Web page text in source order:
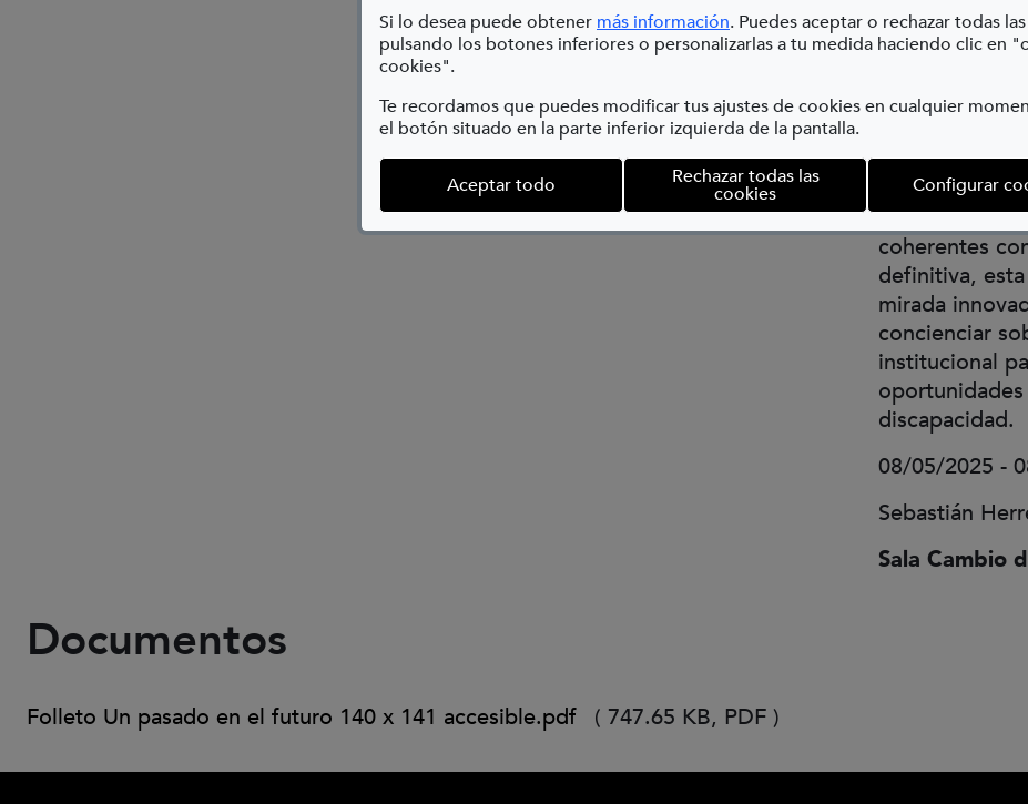
Si lo desea puede obtener más información(Abre en nueva ventana)
. Puedes aceptar o rechazar todas
pulsando los botones inferiores o personalizarlas a tu medida haciendo clic en
cookies".
Te recordamos que puedes modificar tus ajustes de cookies en cualquier
el botón situado en la parte inferior izquierda de la pantalla.
Aceptar todo Rechazar todas las
cookies Configurar
Las
viaje
empleando
común en el
formación, la
para
artificial
coherentes
definitiva,
mirada
concienciar
institucional
discapacidad.
08/05/2025 -
Sebastián
Sala Cambio
Documentos
Folleto Un pasado en el futuro 140 x 141 accesible.pdf ( 747.65 KB, PDF )